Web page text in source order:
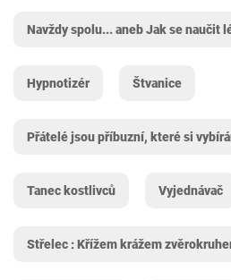
Navždy spolu... aneb Jak se naučit
Hypnotizér Štvanice
Přátelé jsou příbuzní, které si
Tanec kostlivců Vyjednávač
Střelec : Křížem krážem